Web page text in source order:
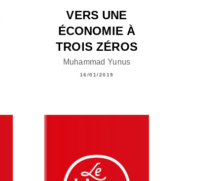
VERS UNE
ÉCONOMIE À
TROIS ZÉROS
Muhammad Yunus
16/01/2019